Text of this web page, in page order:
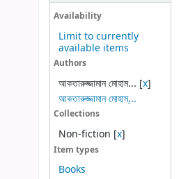
Availability
Limit to currently
available items
Authors
আকতারুজ্জামান মোহাম... [x]
আকতারুজ্জামান মোহাম্...
Collections
Non-fiction [x]
Item types
Books